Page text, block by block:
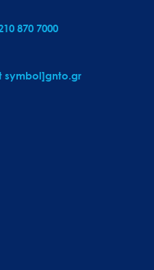
870 7000
symbol]gnto.gr